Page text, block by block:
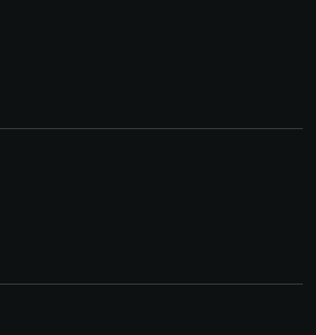
non raccolgono